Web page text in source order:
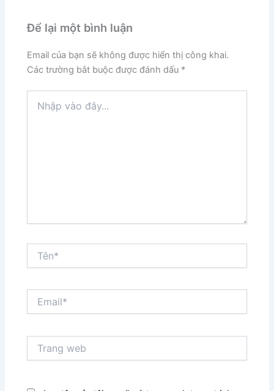
Để lại một bình luận
Email của bạn sẽ không được hiển thị công khai.
Các trường bắt buộc được đánh dấu *
vào
web